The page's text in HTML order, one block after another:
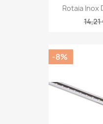
Rotaia Inox
14,21
-8%